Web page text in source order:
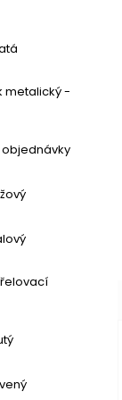
metalický -